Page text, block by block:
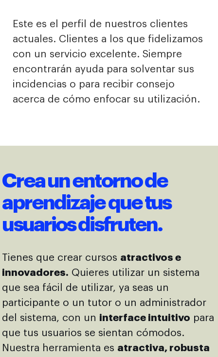
Este es el perfil de nuestros clientes
actuales. Clientes a los que fidelizamos
con un servicio excelente. Siempre
encontrarán ayuda para solventar sus
incidencias o para recibir consejo
acerca de cómo enfocar su utilización.
Crea un entorno de
aprendizaje que tus
usuarios disfruten.
Tienes que crear cursos atractivos e
innovadores. Quieres utilizar un sistema
que sea fácil de utilizar, ya seas un
participante o un tutor o un administrador
del sistema, con un interface intuitivo para
que tus usuarios se sientan cómodos.
Nuestra herramienta es atractiva, robusta